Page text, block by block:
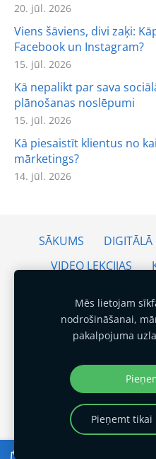
20. jūl. 2026
Viens šāviens, divi zaķi:
Facebook un Instagram?
15. jūl. 2026
Kā nepalikt par sava
plānošanas noslēpumi
15. jūl. 2026
Kā piesaistīt klientus no
mārketings?
14. jūl. 2026
SĀKUMS
DIGITĀLĀ
VIDEO LEKCIJAS
DIGITĀLĀ
KARJERAS DIENAS
KONTAKTI
PRIVĀTUMA
Mēs lietojam
nodrošināšanai,
pakalpojuma
Pieņemt tikai